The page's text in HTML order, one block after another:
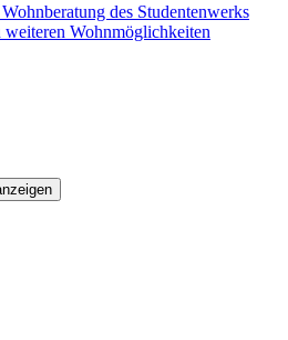
des Studentenwerks
Wohnmöglichkeiten